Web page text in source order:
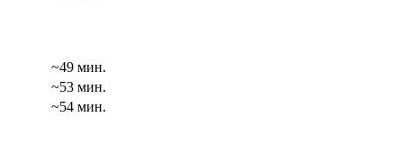
~49 мин.
~53 мин.
~54 мин.